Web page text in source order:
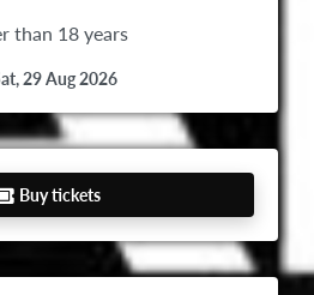
than 18 years
29 Aug 2026
Buy tickets